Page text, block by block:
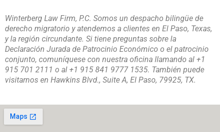
Winterberg Law Firm, P.C. Somos un despacho bilingüe de
derecho migratorio y atendemos a clientes en El Paso, Texas,
y la región circundante. Si tiene preguntas sobre la
Declaración Jurada de Patrocinio Económico o el patrocinio
conjunto, comuníquese con nuestra oficina llamando al +1
915 701 2111 o al +1 915 841 9777 1535. También puede
visitarnos en Hawkins Blvd., Suite A, El Paso, 79925, TX.